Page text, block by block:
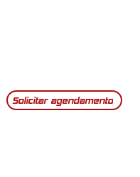
Solicitar agendamento